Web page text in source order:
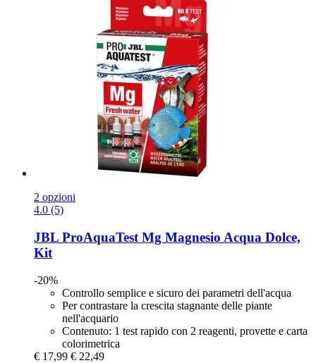
2 opzioni
4.0 (5)
JBL ProAquaTest Mg Magnesio Acqua Dolce,
Kit
-20%
Controllo semplice e sicuro dei parametri dell'acqua
Per contrastare la crescita stagnante delle piante
nell'acquario
Contenuto: 1 test rapido con 2 reagenti, provette e carta
colorimetrica
€ 17,99 € 22,49